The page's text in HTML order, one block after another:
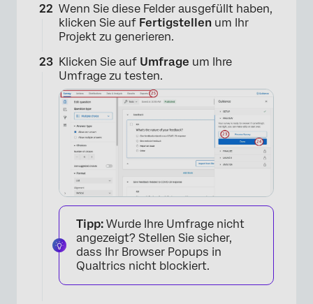
Wenn Sie diese Felder ausgefüllt haben,
klicken Sie auf Fertigstellen um Ihr
Projekt zu generieren.
Klicken Sie auf Umfrage um Ihre
Umfrage zu testen.
Tipp: Wurde Ihre Umfrage nicht
angezeigt? Stellen Sie sicher,
dass Ihr Browser Popups in
Qualtrics nicht blockiert.